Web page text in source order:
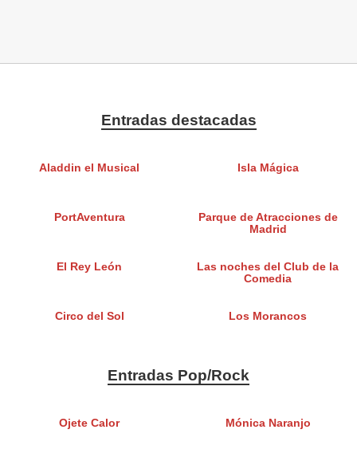
Entradas destacadas
Aladdin el Musical Isla Mágica
PortAventura
Parque de Atracciones de
Madrid
El Rey León
Las noches del Club de la
Comedia
Circo del Sol Los Morancos
Entradas Pop/Rock
Ojete Calor Mónica Naranjo